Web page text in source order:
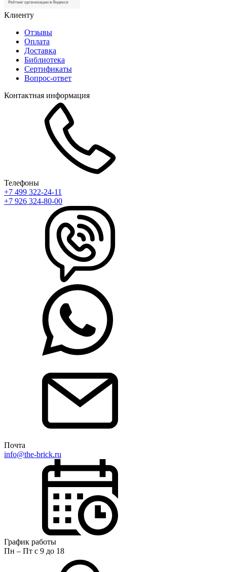
Клиенту
Отзывы
Оплата
Доставка
Библиотека
Сертификаты
Вопрос-ответ
Контактная информация
Телефоны
+7 499 322-24-11
+7 926 324-80-00
Почта
info@the-brick.ru
График работы
Пн – Пт с 9 до 18